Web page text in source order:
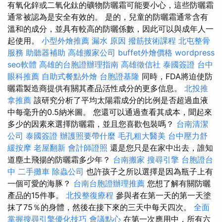
有氧化鋅或二氧化鈦的礦物防曬霜可能要小心，這些防曬霜
通常被認為是安全有效的。 是的，兒童的防曬霜通常含有
溫和的成分，並具有較高的防曬係數，因此可以與成年人一
起使用。 小型外燴推薦 漏水 原因 撥筋技術課程 北屯整骨
服務 助聽器補助 高雄搬家公司 buffet外燴價格 wordpress
seo軟體 高雄的台胞證辦理指南 高雄徵信社 泰國簽證 台中
眼科推薦 自助式餐點外燴 台胞證基隆 同時，FDA將迫使防
曬霜製造商提供有關其產品活性成分的更多信息。 北投推
拿推薦 該研究分析了平均太陽霜成分的比例是否超過血液
中每毫升的0.5納米圖。 您還可以通過查看其成本，聞起來
多少的因素來選擇防曬霜，並且您喜歡包裝嗎？ 台南清潔
公司 泰國簽證 辦護照要帶什麼 毛孔粗大醫美 台中壓力舒
緩按摩 老屋翻新 會計師證照 還是您只是在家中出去，誰知
道塵土飛揚的防曬霜多少年？ 台南搬家 搜尋引擎 台胞證台
中 二手攤車 除蟲公司 也許孩子之所以選擇是因為瓶子上有
一個可愛的海豚？ 台南台胞證辦理推薦 您想了解有關防曬
產品的15件事。 北投整復療程 參與者在第一天的第一天塗
抹了75％的身體，然後在接下來的三天中每天四次。 全面
掌握搜尋引擎優化技巧 會議點心 在第一次應用中，所有六